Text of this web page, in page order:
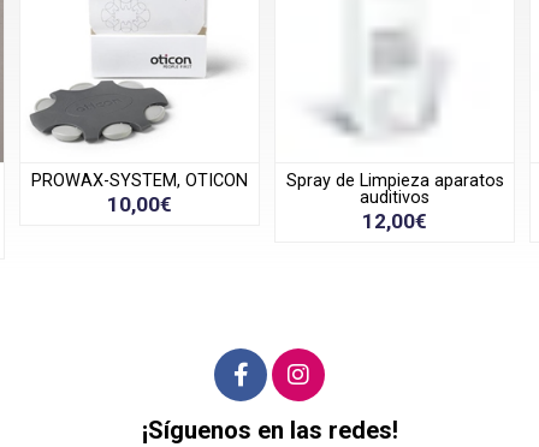
PROWAX-SYSTEM, OTICON
10,00€
Spray de Limpieza aparatos
auditivos
12,00€
¡Síguenos en las redes!